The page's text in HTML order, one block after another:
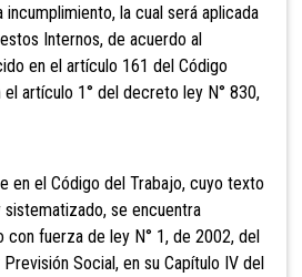
incumplimiento, la cual será aplicada
Internos, de acuerdo al
en el artículo 161 del Código
artículo 1° del decreto ley N° 830,
en el Código del Trabajo, cuyo texto
se encuentra
fuerza de ley N° 1, de 2002, del
Social, en su Capítulo IV del